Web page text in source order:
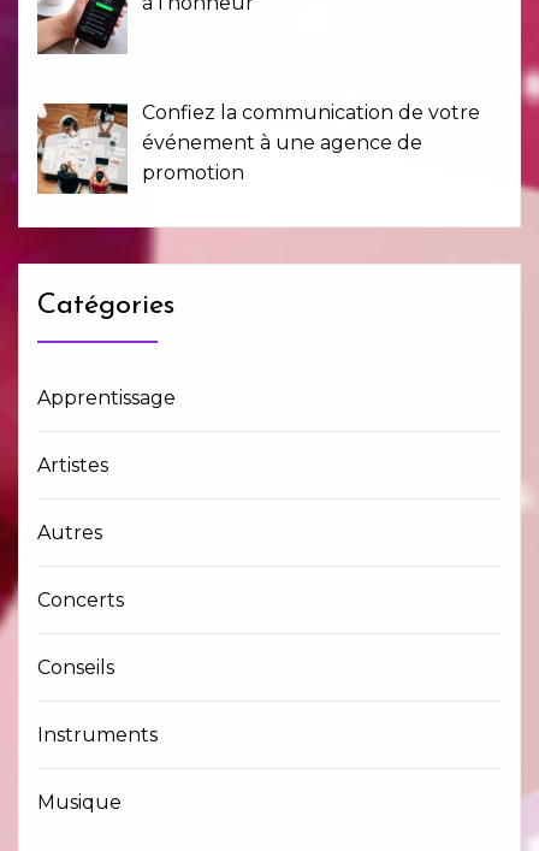
Confiez la communication de votre
événement à une agence de
promotion
Catégories
Apprentissage
Artistes
Autres
Concerts
Conseils
Instruments
Musique